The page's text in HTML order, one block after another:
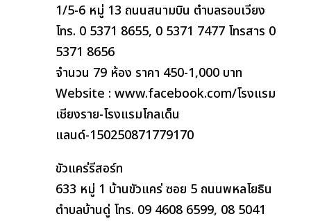
1/5-6 หมู่ 13 ถนนสนามบิน ตำบลรอบเวียง
โทร. 0 5371 8655, 0 5371 7477 โทรสาร 0
5371 8656
จำนวน 79 ห้อง ราคา 450-1,000 บาท
Website : www.facebook.com/โรงแรม
เชียงราย-โรงแรมโกลเด็น
แลนด์-150250871779170
ขัวแคร่รีสอร์ท
633 หมู่ 1 บ้านขัวแคร่ ซอย 5 ถนนพหลโยธิน
ตำบลบ้านดู่ โทร. 09 4608 6599, 08 5041